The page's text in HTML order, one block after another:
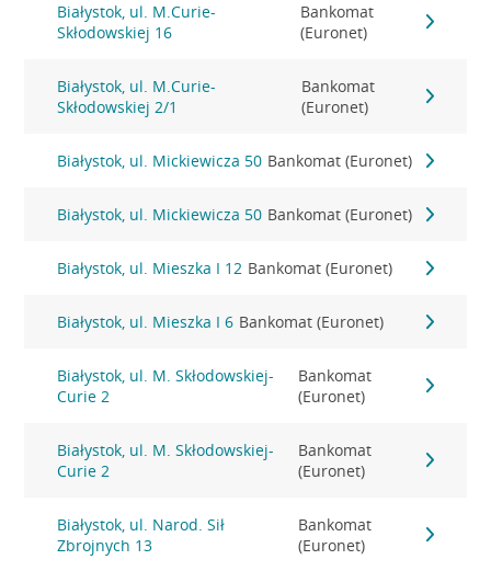
Białystok, ul. M.Curie-
Skłodowskiej 16
Bankomat
(Euronet)
Białystok, ul. M.Curie-
Skłodowskiej 2/1
Bankomat
(Euronet)
Białystok, ul. Mickiewicza 50 Bankomat (Euronet)
Białystok, ul. Mickiewicza 50 Bankomat (Euronet)
Białystok, ul. Mieszka I 12 Bankomat (Euronet)
Białystok, ul. Mieszka I 6 Bankomat (Euronet)
Białystok, ul. M. Skłodowskiej-
Curie 2
Bankomat
(Euronet)
Białystok, ul. M. Skłodowskiej-
Curie 2
Bankomat
(Euronet)
Białystok, ul. Narod. Sił
Zbrojnych 13
Bankomat
(Euronet)